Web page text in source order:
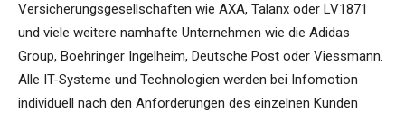
Versicherungsgesellschaften wie AXA, Talanx oder LV1871
und viele weitere namhafte Unternehmen wie die Adidas
Group, Boehringer Ingelheim, Deutsche Post oder Viessmann.
Alle IT-Systeme und Technologien werden bei Infomotion
individuell nach den Anforderungen des einzelnen Kunden